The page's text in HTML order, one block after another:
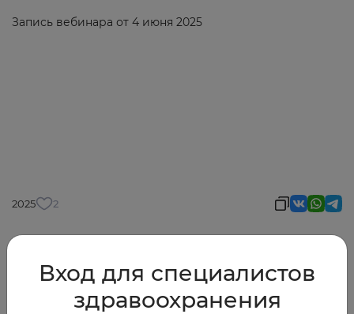
Запись вебинара от 4 июня 2025
2025 2
Другие видео
Вход для специалистов
здравоохранения